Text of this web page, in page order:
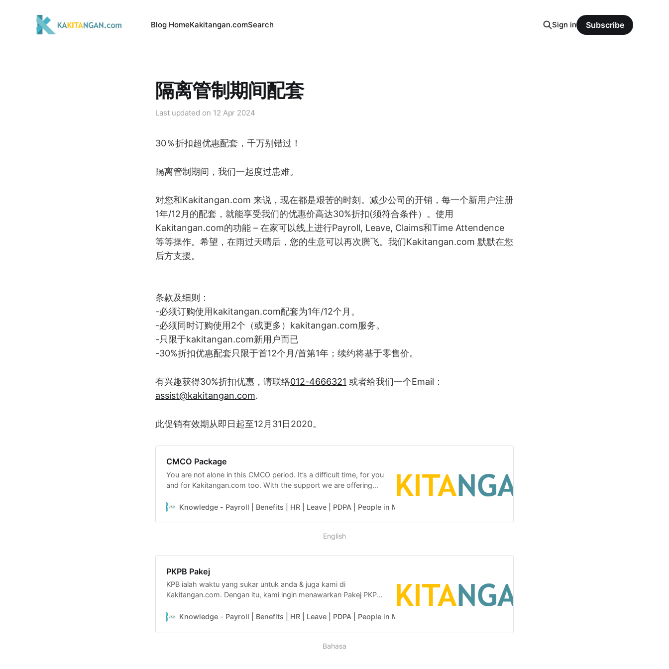
Blog HomeKakitangan.comSearch Sign in Subscribe
隔离管制期间配套
Last updated on 12 Apr 2024
30％折扣超优惠配套，千万别错过！
隔离管制期间，我们一起度过患难。
对您和Kakitangan.com 来说，现在都是艰苦的时刻。减少公司的开销，每一个新用户注册
1年/12月的配套，就能享受我们的优惠价高达30%折扣(须符合条件）。使用
Kakitangan.com的功能 – 在家可以线上进行Payroll, Leave, Claims和Time Attendence
等等操作。希望，在雨过天晴后，您的生意可以再次腾飞。我们Kakitangan.com 默默在您
后方支援。
条款及细则：
-必须订购使用kakitangan.com配套为1年/12个月。
-必须同时订购使用2个（或更多）kakitangan.com服务。
-只限于kakitangan.com新用户而已
-30%折扣优惠配套只限于首12个月/首第1年；续约将基于零售价。
有兴趣获得30%折扣优惠，请联络012-4666321 或者给我们一个Email：
assist@kakitangan.com.
此促销有效期从即日起至12月31日2020。
CMCO Package
You are not alone in this CMCO period. It’s a difficult time, for you
and for Kakitangan.com too. With the support we are offering
when you sign up for a year (12 months) subscription. Hopefully,
Knowledge - Payroll | Benefits | HR | Leave | PDPA | People in Malaysia
English
PKPB Pakej
KPB ialah waktu yang sukar untuk anda & juga kami di
Kakitangan.com. Dengan itu, kami ingin menawarkan Pakej PKPB
SME secara PERCUMA selama 5 bulan jika anda mendaftar pakej
Knowledge - Payroll | Benefits | HR | Leave | PDPA | People in Malaysia
Bahasa